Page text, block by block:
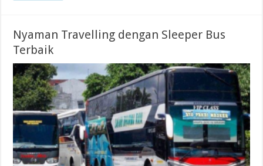
Nyaman Travelling dengan Sleeper Bus
Terbaik